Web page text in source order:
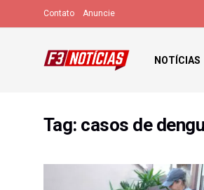
Contato Anuncie
NOTÍCIAS
Tag: casos de